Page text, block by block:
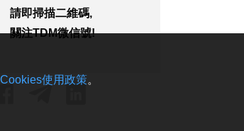
以軍稱2兵遭襲身亡
2026-08-06 17:45
筷子基7旬翁疑衝出馬
請即掃描二維碼,
關注TDM微信號!
Cookies使用政策。